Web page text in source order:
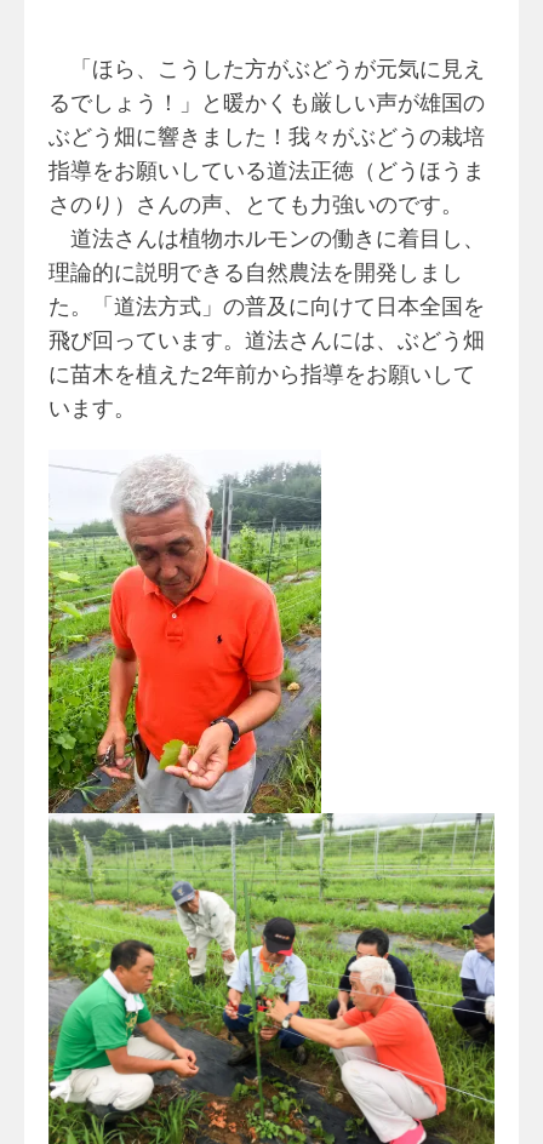
「ほら、こうした方がぶどうが元気に見え
るでしょう！」と暖かくも厳しい声が雄国の
ぶどう畑に響きました！我々がぶどうの栽培
指導をお願いしている道法正徳（どうほうま
さのり）さんの声、とても力強いのです。
道法さんは植物ホルモンの働きに着目し、
理論的に説明できる自然農法を開発しまし
た。「道法方式」の普及に向けて日本全国を
飛び回っています。道法さんには、ぶどう畑
に苗木を植えた2年前から指導をお願いして
います。